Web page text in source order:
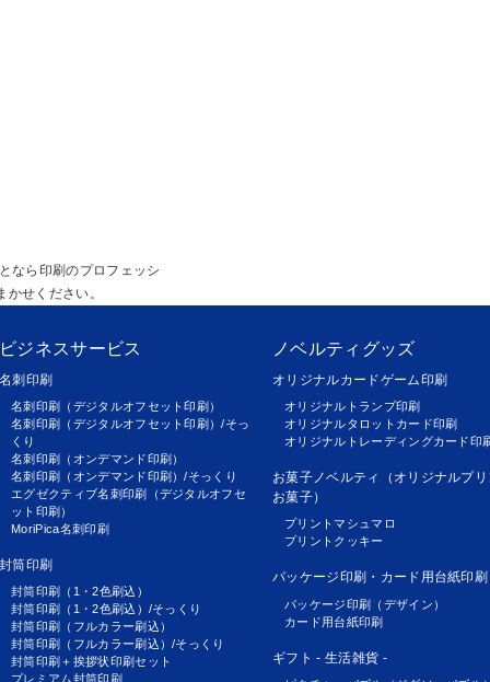
なら印刷のプロフェッシ
せください。
ビジネスサービス
名刺印刷
名刺印刷（デジタルオフセット印刷）
名刺印刷（デジタルオフセット印刷）/そっ
くり
名刺印刷（オンデマンド印刷）
名刺印刷（オンデマンド印刷）/そっくり
エグゼクティブ名刺印刷（デジタルオフセ
ット印刷）
MoriPica名刺印刷
封筒印刷
封筒印刷（1・2色刷込）
封筒印刷（1・2色刷込）/そっくり
封筒印刷（フルカラー刷込）
封筒印刷（フルカラー刷込）/そっくり
封筒印刷＋挨拶状印刷セット
プレミアム封筒印刷
ノベルティグッズ
オリジナルカードゲーム印刷
オリジナルトランプ印刷
オリジナルタロットカード印刷
オリジナルトレーディングカード印
お菓子ノベルティ（オリジナルプ
お菓子）
プリントマシュマロ
プリントクッキー
パッケージ印刷・カード用台紙印刷
パッケージ印刷（デザイン）
カード用台紙印刷
ギフト - 生活雑貨 -